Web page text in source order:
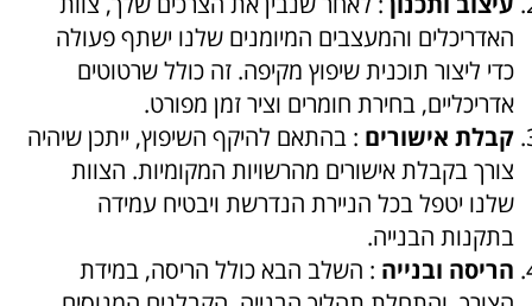
האדריכלים והמעצבים המיומנים שלנו ישתף פעולה
כדי ליצור תוכנית שיפוץ מקיפה. זה כולל שרטוטים
אדריכליים, בחירת חומרים וציר זמן מפורט.
קבלת אישורים : בהתאם להיקף השיפוץ, ייתכן שיהיה
צורך בקבלת אישורים מהרשויות המקומיות. הצוות
שלנו יטפל בכל הניירת הנדרשת ויבטיח עמידה
בתקנות הבנייה.
הריסה ובנייה : השלב הבא כולל הריסה, במידת